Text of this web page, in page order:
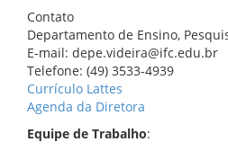
Contato
Departamento de Ensino,
E-mail: depe.videira@ifc.edu.br
Telefone: (49) 3533-4939
Currículo Lattes
Agenda da Diretora
Equipe de Trabalho: